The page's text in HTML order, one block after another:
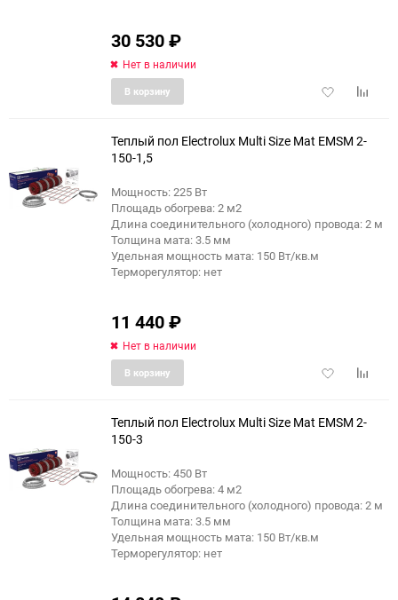
30 530₽
Нет в наличии
Добавить
В корзину
Теплый пол Electrolux Multi Size Mat EMSM 2-
150-1,5
Мощность: 225 Вт
Площадь обогрева: 2 м2
Длина соединительного (холодного) провода: 2 м
Толщина мата: 3.5 мм
Удельная мощность мата: 150 Вт/кв.м
Терморегулятор: нет
11 440₽
Нет в наличии
Добавить
В корзину
Теплый пол Electrolux Multi Size Mat EMSM 2-
150-3
Мощность: 450 Вт
Площадь обогрева: 4 м2
Длина соединительного (холодного) провода: 2 м
Толщина мата: 3.5 мм
Удельная мощность мата: 150 Вт/кв.м
Терморегулятор: нет